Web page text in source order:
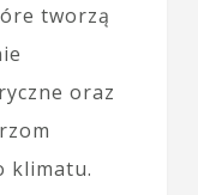
tworzą
oraz
klimatu.